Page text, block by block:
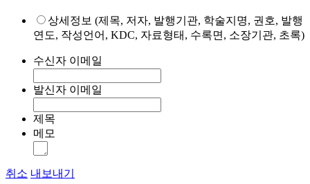
상세정보 (제목, 저자, 발행기관, 학술지명, 권호, 발행
연도, 작성언어, KDC, 자료형태, 수록면, 소장기관, 초록)
수신자 이메일
발신자 이메일
제목
메모
취소 내보내기